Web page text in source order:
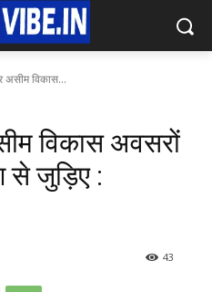
विकास...
विकास अवसरों
से जुड़िए :
43